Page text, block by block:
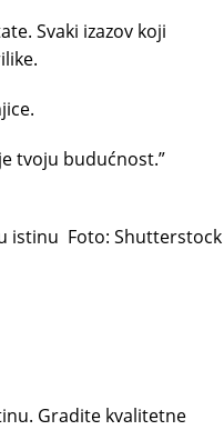
Svaki izazov koji
tvoju budućnost.”
istinu Foto: Shutterstock
Gradite kvalitetne